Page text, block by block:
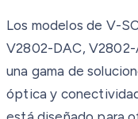
Los modelos de V-
V2802-DAC,
una gama de
óptica y